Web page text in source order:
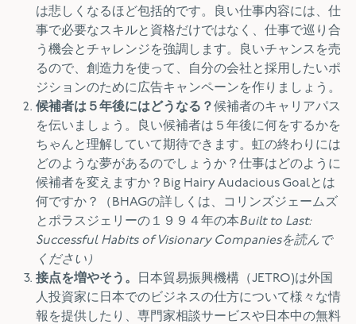
は悲しくなるほど包括的です。良い仕事内容には、仕
事で必要なスキルと資格だけではなく、仕事で巡り合
う機会とチャレンジを強調します。良いチャンスを売
るので、創造力を使って、自分の会社と採用したいポ
ジションのために広告キャンペーンを作りましょう。
候補者は５年後にはどうなる？候補者のキャリアパス
を伝いましょう。良い候補者は５年後に何をするかを
ちゃんと理解していて期待できます。虹の終わりには
どのような夢があるのでしょうか？仕事はどのように
候補者を変えますか？Big Hairy Audacious Goalとは
何ですか？（BHAGの詳しくは、コリンズジェームズ
とポラスジェリーの１９９４年の本Built to Last:
Successful Habits of Visionary Companiesを読んで
ください）
接点を増やそう。
日本貿易振興機構（JETRO)は外国
人投資家に日本でのビジネスの仕方について様々な情
報を提供したり、専門家相談サービスや日本中の無料